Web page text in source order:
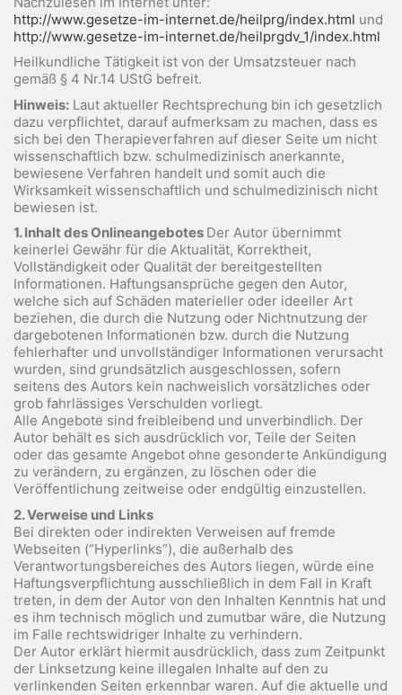
http://www.gesetze-im-internet.de/heilprg/index.html und
http://www.gesetze-im-internet.de/heilprgdv_1/index.html
Heilkundliche Tätigkeit ist von der Umsatzsteuer nach
gemäß § 4 Nr.14 UStG befreit.
Hinweis: Laut aktueller Rechtsprechung bin ich gesetzlich
dazu verpflichtet, darauf aufmerksam zu machen, dass es
sich bei den Therapieverfahren auf dieser Seite um nicht
wissenschaftlich bzw. schulmedizinisch anerkannte,
bewiesene Verfahren handelt und somit auch die
Wirksamkeit wissenschaftlich und schulmedizinisch nicht
bewiesen ist.
1. Inhalt des Onlineangebotes Der Autor übernimmt
keinerlei Gewähr für die Aktualität, Korrektheit,
Vollständigkeit oder Qualität der bereitgestellten
Informationen. Haftungsansprüche gegen den Autor,
welche sich auf Schäden materieller oder ideeller Art
beziehen, die durch die Nutzung oder Nichtnutzung der
dargebotenen Informationen bzw. durch die Nutzung
fehlerhafter und unvollständiger Informationen verursacht
wurden, sind grundsätzlich ausgeschlossen, sofern
seitens des Autors kein nachweislich vorsätzliches oder
grob fahrlässiges Verschulden vorliegt.
Alle Angebote sind freibleibend und unverbindlich. Der
Autor behält es sich ausdrücklich vor, Teile der Seiten
oder das gesamte Angebot ohne gesonderte Ankündigung
zu verändern, zu ergänzen, zu löschen oder die
Veröffentlichung zeitweise oder endgültig einzustellen.
2. Verweise und Links
Bei direkten oder indirekten Verweisen auf fremde
Webseiten (“Hyperlinks”), die außerhalb des
Verantwortungsbereiches des Autors liegen, würde eine
Haftungsverpflichtung ausschließlich in dem Fall in Kraft
treten, in dem der Autor von den Inhalten Kenntnis hat und
es ihm technisch möglich und zumutbar wäre, die Nutzung
im Falle rechtswidriger Inhalte zu verhindern.
Der Autor erklärt hiermit ausdrücklich, dass zum Zeitpunkt
der Linksetzung keine illegalen Inhalte auf den zu
verlinkenden Seiten erkennbar waren. Auf die aktuelle und